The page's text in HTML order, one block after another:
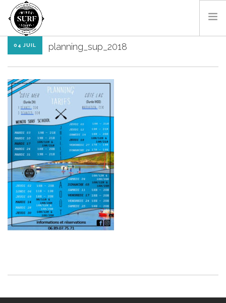
SURF & BODYBOARD
PADDLE
LES MONITEURS
LOCATIONS
SHOP
CONTACT
RÉSA EN LIGNE
FR
04 JUIL planning_sup_2018